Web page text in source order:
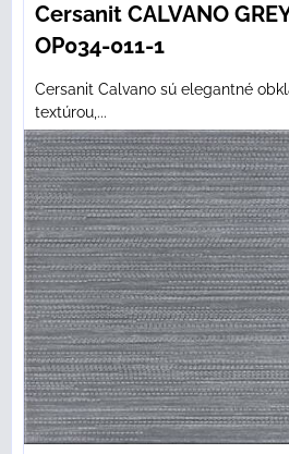
Cersanit CALVANO
OP034-011-1
Cersanit Calvano sú elegantné
textúrou,...